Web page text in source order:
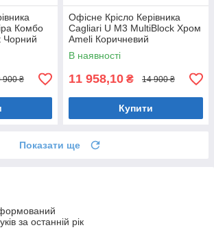
Комбо
Чорний
900 ₴
Офісне Крісло Керівника
Cagliari U М3 MultiBlock Хром
Ameli Коричневий
В наявності
11 958,10 ₴ 14 900 ₴
Купити
Показати ще
за останній рік